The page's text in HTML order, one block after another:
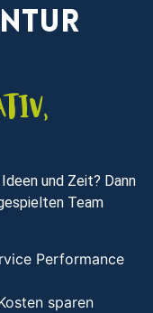
und Zeit? Dann
Team
Performance
sparen